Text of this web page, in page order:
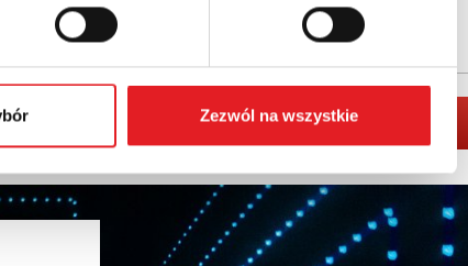
Zezwól na wszystkie